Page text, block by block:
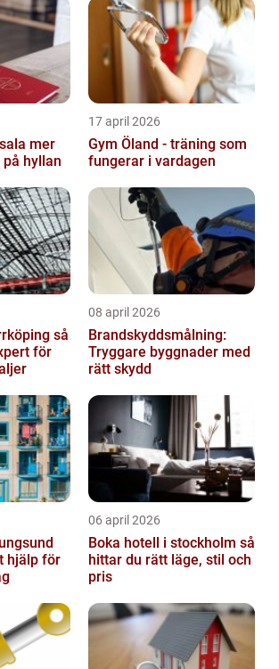
mer
hyllan
17 april 2026
Gym Öland - träning som
fungerar i vardagen
så
för
08 april 2026
Brandskyddsmålning:
Tryggare byggnader med
rätt skydd
hjälp för
06 april 2026
Boka hotell i stockholm så
hittar du rätt läge, stil och
pris